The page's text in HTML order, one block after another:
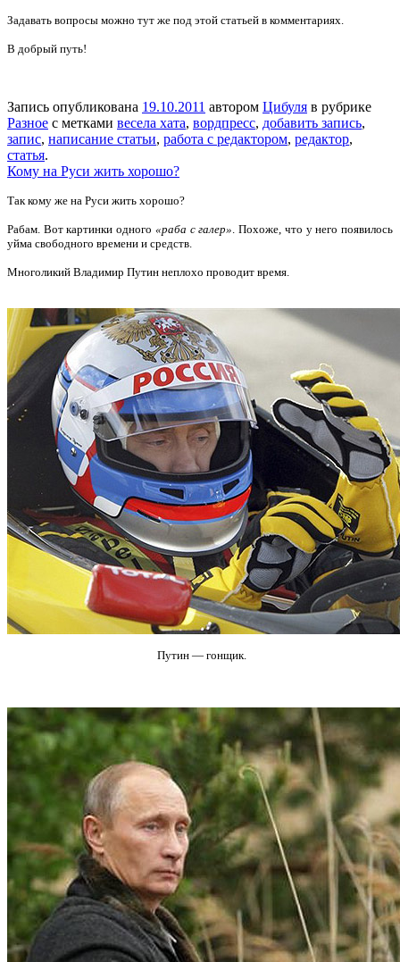
Задавать вопросы можно тут же под этой статьей в комментариях.
В добрый путь!
Запись опубликована 19.10.2011 автором Цибуля в рубрике
Разное с метками весела хата, вордпресс, добавить запись,
запис, написание статьи, работа с редактором, редактор,
статья.
Кому на Руси жить хорошо?
Так кому же на Руси жить хорошо?
Рабам. Вот картинки одного «раба с галер». Похоже, что у него появилось
уйма свободного времени и средств.
Многоликий Владимир Путин неплохо проводит время.
Путин — гонщик.